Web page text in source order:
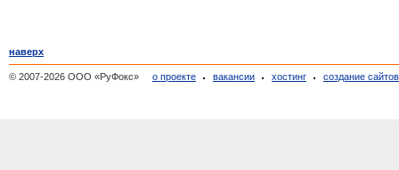
наверх
© 2007-2026 ООО «РуФокс» о проекте вакансии хостинг создание сайтов